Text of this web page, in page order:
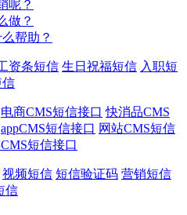
呢？
做？
帮助？
资条短信 生日祝福短信 入职短
信
电商CMS短信接口 快消品CMS
appCMS短信接口 网站CMS短信
短信接口
视频短信 短信验证码 营销短信
信